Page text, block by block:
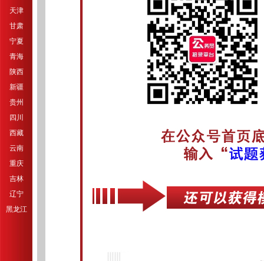
天津
甘肃
宁夏
青海
陕西
新疆
贵州
四川
西藏
云南
重庆
吉林
辽宁
黑龙江